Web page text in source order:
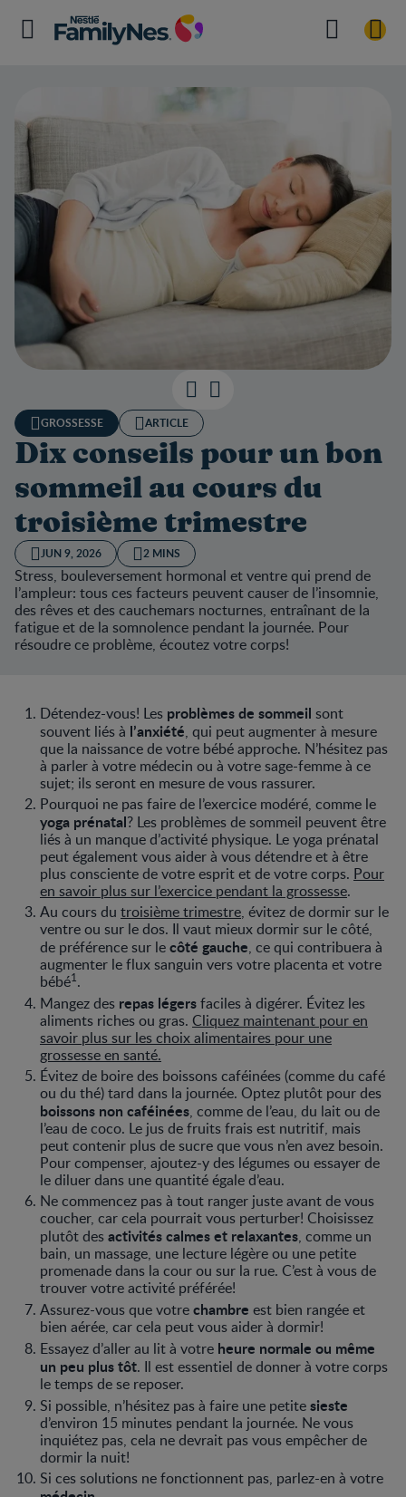
GROSSESSE ARTICLE
Dix conseils pour un bon
sommeil au cours du
troisième trimestre
JUN 9, 2026 2 MINS
Stress, bouleversement hormonal et ventre qui prend de
l’ampleur: tous ces facteurs peuvent causer de l’insomnie,
des rêves et des cauchemars nocturnes, entraînant de la
fatigue et de la somnolence pendant la journée. Pour
résoudre ce problème, écoutez votre corps!
Détendez-vous! Les problèmes de sommeil sont
souvent liés à l’anxiété, qui peut augmenter à mesure
que la naissance de votre bébé approche. N’hésitez pas
à parler à votre médecin ou à votre sage-femme à ce
sujet; ils seront en mesure de vous rassurer.
Pourquoi ne pas faire de l’exercice modéré, comme le
yoga prénatal? Les problèmes de sommeil peuvent être
liés à un manque d’activité physique. Le yoga prénatal
peut également vous aider à vous détendre et à être
plus consciente de votre esprit et de votre corps. Pour
en savoir plus sur l’exercice pendant la grossesse.
Au cours du troisième trimestre, évitez de dormir sur le
ventre ou sur le dos. Il vaut mieux dormir sur le côté,
de préférence sur lecôté gauche, ce qui contribuera à
augmenter le flux sanguin vers votre placenta et votre
bébé1.
Mangez des repas légersfaciles à digérer. Évitez les
aliments riches ou gras. Cliquez maintenant pour en
savoir plus sur les choix alimentaires pour une
grossesse en santé.
Évitez de boire des boissons caféinées (comme du café
ou du thé) tard dans la journée. Optez plutôt pour des
boissons non caféinées, comme de l’eau, du lait ou de
l’eau de coco. Le jus de fruits frais est nutritif, mais
peut contenir plus de sucre que vous n’en avez besoin.
Pour compenser, ajoutez-y des légumes ou essayer de
le diluer dans une quantité égale d’eau.
Ne commencez pas à tout ranger juste avant de vous
coucher, car cela pourrait vous perturber! Choisissez
plutôt desactivités calmes et relaxantes, comme un
bain, un massage, une lecture légère ou une petite
promenade dans la cour ou sur la rue. C’est à vous de
trouver votre activité préférée!
Assurez-vous que votrechambre est bien rangée et
bien aérée, car cela peut vous aider à dormir!
Essayez d’aller au lit à votre heure normale ou même
un peu plus tôt. Il est essentiel de donner à votre corps
le temps de se reposer.
Si possible, n’hésitez pas à faire une petitesieste
d’environ 15 minutes pendant la journée. Ne vous
inquiétez pas, cela ne devrait pas vous empêcher de
dormir la nuit!
Si ces solutions ne fonctionnent pas, parlez-en à votre